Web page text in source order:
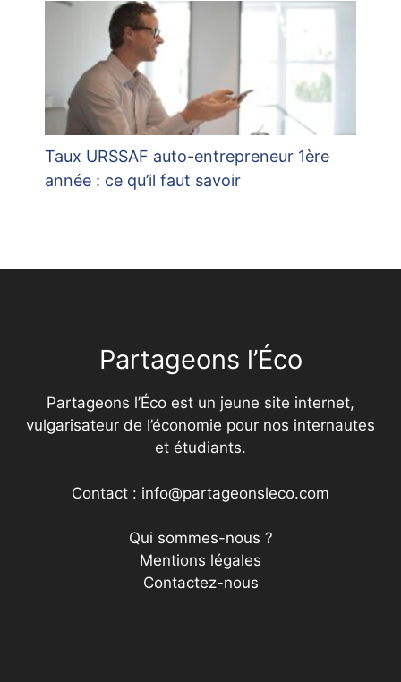
Taux URSSAF auto-entrepreneur 1ère
année : ce qu’il faut savoir
Partageons l’Éco
Partageons l’Éco est un jeune site internet,
vulgarisateur de l’économie pour nos internautes
et étudiants.
Contact : info@partageonsleco.com
Qui sommes-nous ?
Mentions légales
Contactez-nous